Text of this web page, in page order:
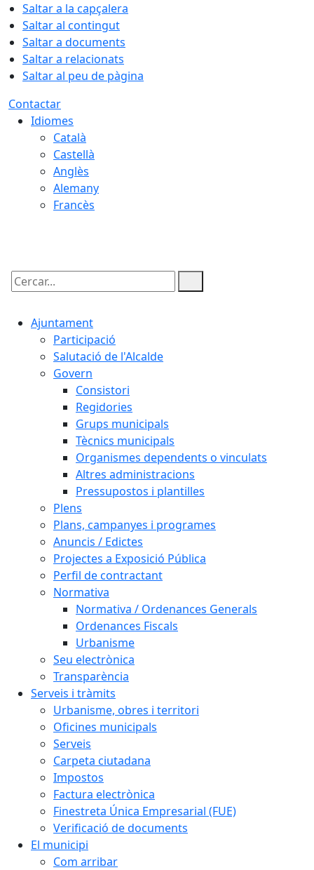
Saltar a la capçalera
Saltar al contingut
Saltar a documents
Saltar a relacionats
Saltar al peu de pàgina
Contactar
Idiomes
Català
Castellà
Anglès
Alemany
Francès
Cercar:
Ajuntament
Participació
Salutació de l'Alcalde
Govern
Consistori
Regidories
Grups municipals
Tècnics municipals
Organismes dependents o vinculats
Altres administracions
Pressupostos i plantilles
Plens
Plans, campanyes i programes
Anuncis / Edictes
Projectes a Exposició Pública
Perfil de contractant
Normativa
Normativa / Ordenances Generals
Ordenances Fiscals
Urbanisme
Seu electrònica
Transparència
Serveis i tràmits
Urbanisme, obres i territori
Oficines municipals
Serveis
Carpeta ciutadana
Impostos
Factura electrònica
Finestreta Única Empresarial (FUE)
Verificació de documents
El municipi
Com arribar